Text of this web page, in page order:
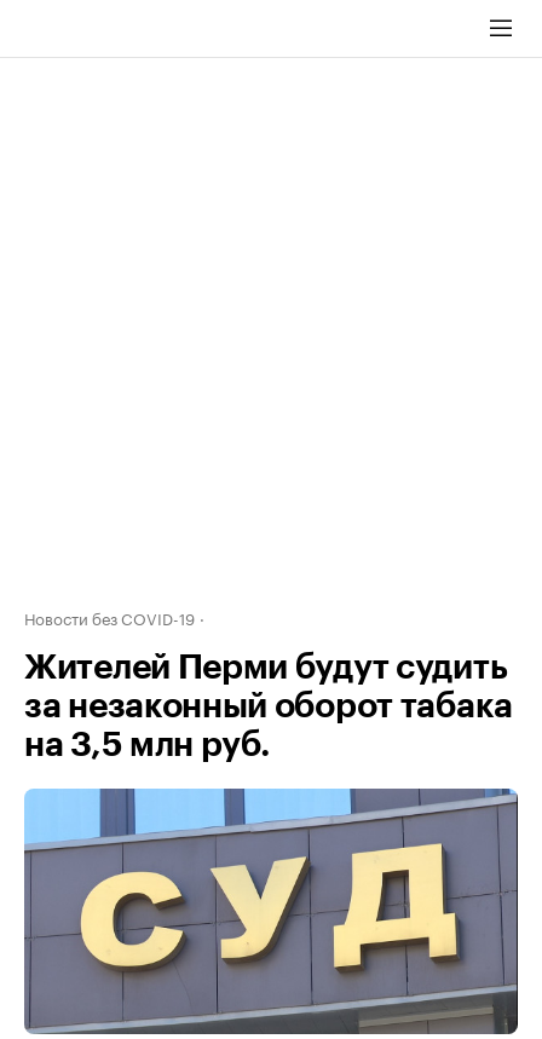
Новости без COVID-19
Жителей Перми будут судить
за незаконный оборот табака
на 3,5 млн руб.